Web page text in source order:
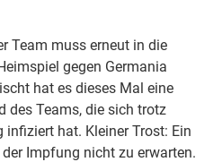
Team muss erneut in die
gegen Germania
hat es dieses Mal eine
des Teams, die sich trotz
hat. Kleiner Trost: Ein
Impfung nicht zu erwarten.